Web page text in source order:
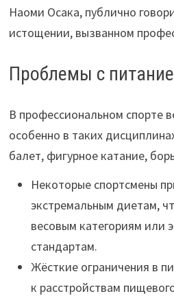
Наоми Осака, публично
истощении, вызванном
Проблемы с
В профессиональном спорте
особенно в таких
балет, фигурное катание,
Некоторые спортсмены
экстремальным диетам,
весовым категориям или
стандартам.
Жёсткие ограничения в
к расстройствам